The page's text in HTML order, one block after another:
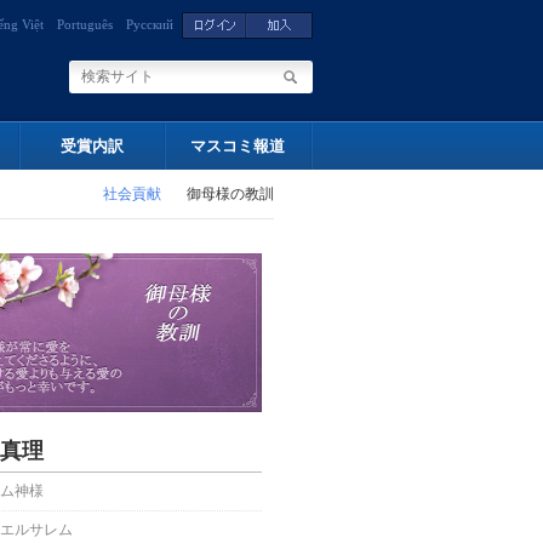
Việt Português Русский
受賞内訳 マスコミ報道
社会貢献 御母様の教訓
理
神様
ルサレム